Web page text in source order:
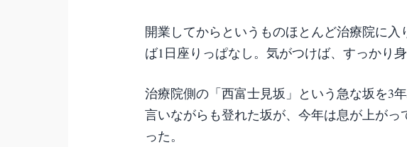
開業してからというものほとんど治療院に
ば1日座りっぱなし。気がつけば、すっかり
治療院側の「西富士見坂」という急な坂を3
言いながらも登れた坂が、今年は息が上が
った。